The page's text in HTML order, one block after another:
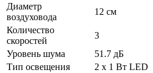
Диаметр
воздуховода
12 см
Количество
скоростей
3
Уровень шума
51.7 дБ
Тип освещения
2 х 1 Вт LED